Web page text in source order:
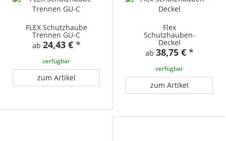
FLEX Schutzhaube
Trennen GU-C
ab 24,43 € *
verfügbar
zum Artikel
Flex
Schutzhauben-
Deckel
ab 38,75 € *
verfügbar
zum Artikel